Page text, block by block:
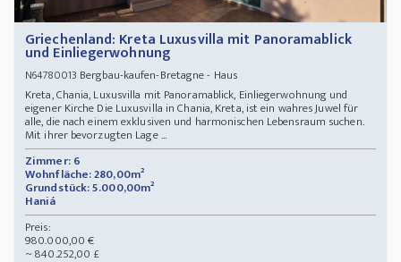
Griechenland: Kreta Luxusvilla mit Panoramablick
und Einliegerwohnung
N64780013 Bergbau-kaufen-Bretagne - Haus
Kreta, Chania, Luxusvilla mit Panoramablick, Einliegerwohnung und
eigener Kirche Die Luxusvilla in Chania, Kreta, ist ein wahres Juwel für
alle, die nach einem exklusiven und harmonischen Lebensraum suchen.
Mit ihrer bevorzugten Lage ...
Zimmer: 6
Wohnfläche: 280,00m²
Grundstück: 5.000,00m²
Haniá
Preis:
980.000,00 €
~ 840.252,00 £